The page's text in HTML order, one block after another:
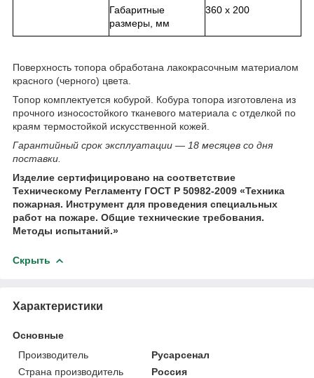
Габаритные
размеры, мм
360 х 200
Поверхность топора обработана лакокрасочным материалом
красного (черного) цвета.
Топор комплектуется кобурой. Кобура топора изготовлена из
прочного износостойкого тканевого материала с отделкой по
краям термостойкой искусственной кожей.
Гарантийный срок эксплуатации ― 18 месяцев со дня
поставки.
Изделие сертифицировано на соответствие
Техническому Регламенту ГОСТ Р 50982-2009 «Техника
пожарная. Инструмент для проведения специальных
работ на пожаре. Общие технические требования.
Методы испытаний.»
Скрыть
Характеристики
Основные
Производитель
Русарсенал
Страна производитель
Россия